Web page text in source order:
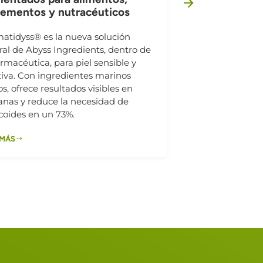
y nutracéuticos
es la nueva solución
de Abyss Ingredients, dentro de
para piel sensible y
Con ingredientes marinos
ofrece resultados visibles en
y reduce la necesidad de
en un 73%.